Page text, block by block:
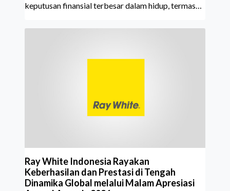
keputusan finansial terbesar dalam hidup, termasuk
aktif merencanakan kepemilikan hunian maupun
kepemilikan hingga riwaya
Ray White Indonesia Rayakan
Keberhasilan dan Prestasi di Tengah
Dinamika Global melalui Malam Apresiasi